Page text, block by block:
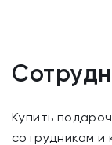
Купить
сотрудникам и